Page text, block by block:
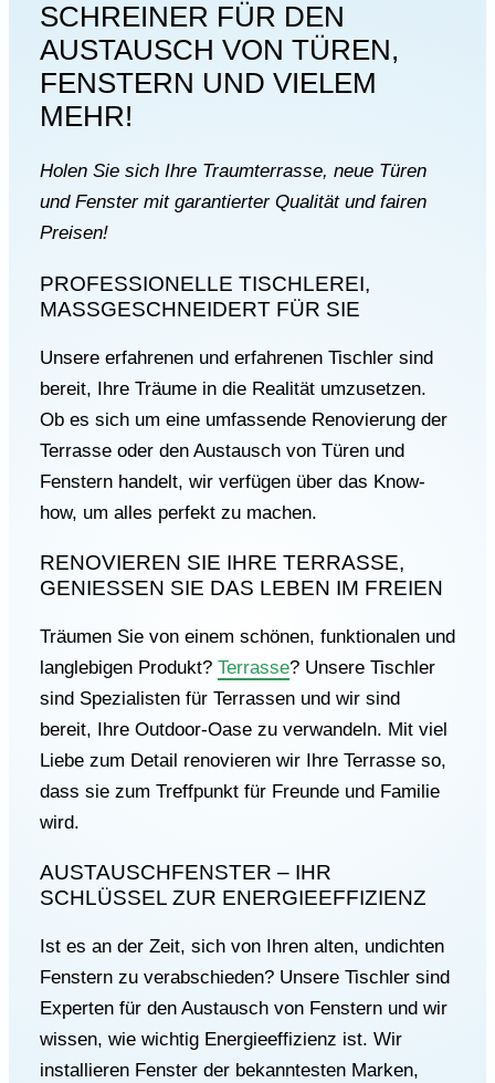
SCHREINER FÜR DEN
AUSTAUSCH VON TÜREN,
FENSTERN UND VIELEM
MEHR!
Holen Sie sich Ihre Traumterrasse, neue Türen
und Fenster mit garantierter Qualität und fairen
Preisen!
PROFESSIONELLE TISCHLEREI,
MASSGESCHNEIDERT FÜR SIE
Unsere erfahrenen und erfahrenen Tischler sind
bereit, Ihre Träume in die Realität umzusetzen.
Ob es sich um eine umfassende Renovierung der
Terrasse oder den Austausch von Türen und
Fenstern handelt, wir verfügen über das Know-
how, um alles perfekt zu machen.
RENOVIEREN SIE IHRE TERRASSE,
GENIESSEN SIE DAS LEBEN IM FREIEN
Träumen Sie von einem schönen, funktionalen und
langlebigen Produkt? Terrasse? Unsere Tischler
sind Spezialisten für Terrassen und wir sind
bereit, Ihre Outdoor-Oase zu verwandeln. Mit viel
Liebe zum Detail renovieren wir Ihre Terrasse so,
dass sie zum Treffpunkt für Freunde und Familie
wird.
AUSTAUSCHFENSTER – IHR
SCHLÜSSEL ZUR ENERGIEEFFIZIENZ
Ist es an der Zeit, sich von Ihren alten, undichten
Fenstern zu verabschieden? Unsere Tischler sind
Experten für den Austausch von Fenstern und wir
wissen, wie wichtig Energieeffizienz ist. Wir
installieren Fenster der bekanntesten Marken,